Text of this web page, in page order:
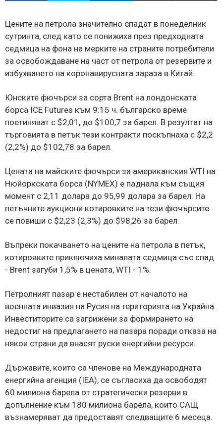
Цените на петрола значително спадат в понеделник
сутринта, след като се понижиха през предходната
седмица на фона на мерките на страните потребители
за освобождаване на част от петрола от резервите и
избухването на коронавирусната зараза в Китай.
Юнските фючърси за сорта Brent на лондонската
борса ICE Futures към 9:15 ч. българско време
поетиняват с $2,01, до $100,7 за барел. В резултат на
търговията в петък тези контракти поскъпнаха с $2,2
(2,2%) до $102,78 за барел.
Цената на майските фючърси за американския WTI на
Нюйоркската борса (NYMEX) е паднала към същия
момент с 2,11 долара до 95,99 долара за барел. На
петъчните аукциони котировките на тези фючърсите
се повиши с $2,23 (2,3%) до $98,26 за барел.
Въпреки покачването на цените на петрола в петък,
котировките приключиха миналата седмица със спад
- Brent загуби 1,5% в цената, WTI - 1%.
Петролният пазар е нестабилен от началото на
военната инвазия на Русия на територията на Украйна.
Инвеститорите са загрижени за формирането на
недостиг на предлагането на пазара поради отказа на
някои страни да внасят руски енергийни ресурси.
Държавите, които са членове на Международната
енергийна агенция (IEA), се съгласиха да освободят
60 милиона барела от стратегически резерви в
допълнение към 180 милиона барела, които САЩ
възнамеряват да предоставят следващите 6 месеца.